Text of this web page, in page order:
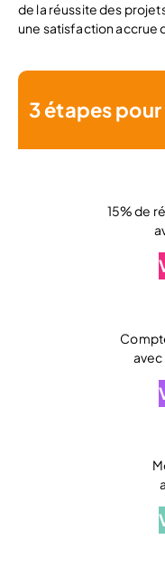
de la réussite des
une satisfaction accrue
3 étapes
15% de
avec